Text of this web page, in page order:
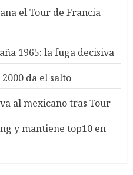
el Tour de Francia
1965: la fuga decisiva
da el salto
al mexicano tras Tour
y mantiene top10 en